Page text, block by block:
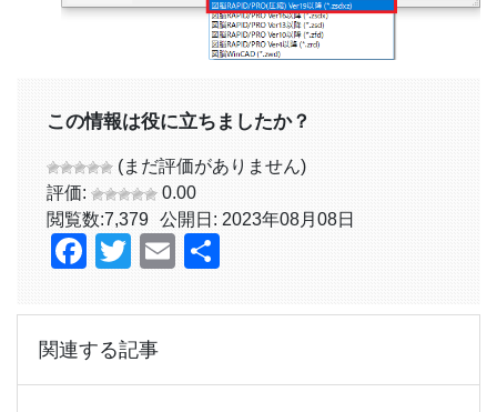
この情報は役に立ちましたか？
(まだ評価がありません)
評価:
0.00
閲覧数:7,379 公開日: 2023年08月08日
Facebook
TwitterEmail
関連する記事